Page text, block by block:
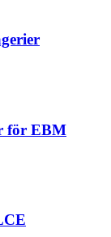
för EBM